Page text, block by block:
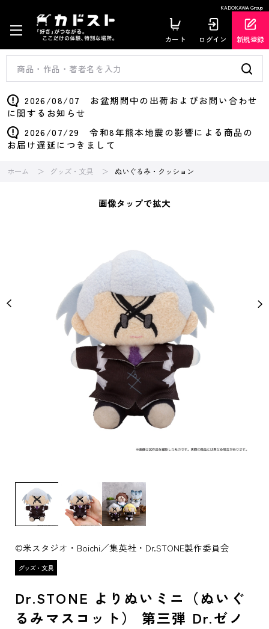
KADOKAWA Group
カート ログイン 新規登録
2026/08/07 お盆期間中の出荷およびお問い合わせ
に関するお知らせ
2026/07/29 令和8年熊本地震の影響による商品の
お届け遅延につきまして
ホーム グッズ・文具 ぬいぐるみ・クッション
画像タップで拡大
©米スタジオ・Boichi／集英社・Dr.STONE製作委員会
Dr.STONE よりぬいミニ（ぬいぐ
るみマスコット） 第三弾 Dr.ゼノ